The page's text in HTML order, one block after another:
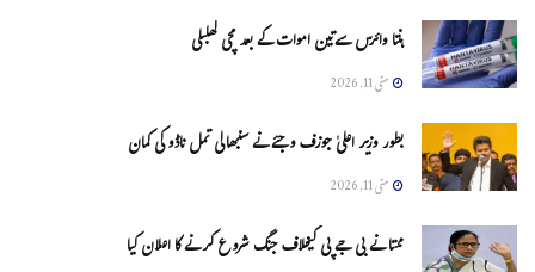
ہنتا وائرس سےتین اموات کے بعد مچی کھلبلی
مئی 11, 2026
بطور وزیر اعلیٰ جوزف وجئے نے سنبھالی تمل ناڈو کی کمان
مئی 11, 2026
ممتا نے بی جے پی کیخلاف جنگ شروع کرنے کا اعلان کیا